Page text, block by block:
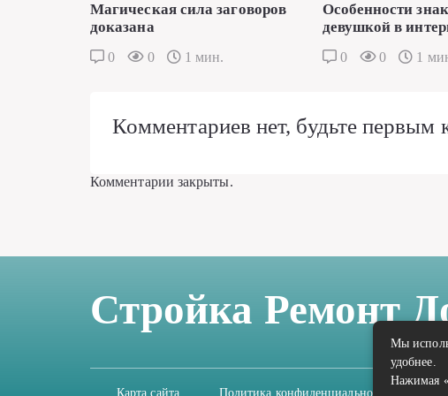
Магическая сила заговоров
доказана
0 0 1 мин.
Особенности
девушкой в
0 0 1
Комментариев нет, будьте первым
Комментарии закрыты.
Стройка Ремонт
Карта сайта Политика конфиденциальности
Мы
удобнее.
Нажимая